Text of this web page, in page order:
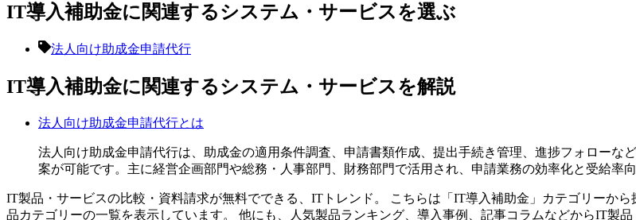
IT導入補助金に関連するシステム・サービスを選ぶ
法人向け助成金申請代行
IT導入補助金に関連するシステム・サービスを解説
法人向け助成金申請代行とは
法人向け助成金申請代行は、助成金の適用条件調査、申請書類作成、提出手続き管理、進捗フォロー
案が可能です。主に経営企画部門や総務・人事部門、財務部門で活用され、申請業務の効率化と受給率向
IT製品・サービスの比較・資料請求が無料でできる、ITトレンド。 こちらは「 IT導入補助金 」カテゴリーか
品カテゴリーの一覧を表示しています。 他にも、人気製品ランキング、導入事例、記事コラムなどからIT製